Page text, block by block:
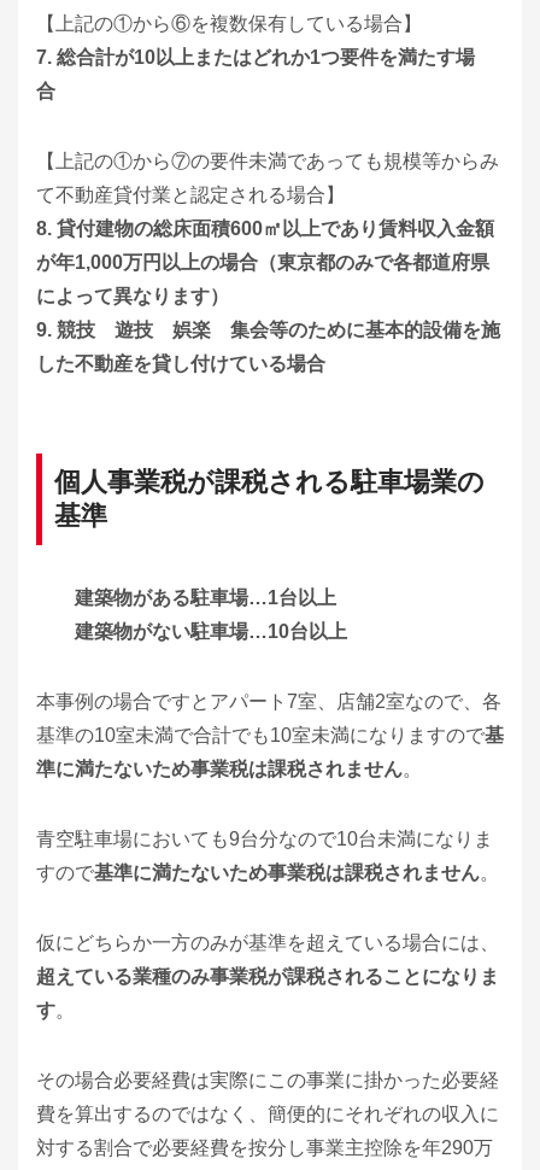
【上記の①から⑥を複数保有している場合】
7. 総合計が10以上またはどれか1つ要件を満たす場
合
【上記の①から⑦の要件未満であっても規模等からみ
て不動産貸付業と認定される場合】
8. 貸付建物の総床面積600㎡以上であり賃料収入金額
が年1,000万円以上の場合（東京都のみで各都道府県
によって異なります）
9. 競技 遊技 娯楽 集会等のために基本的設備を施
した不動産を貸し付けている場合
個人事業税が課税される駐車場業の
基準
建築物がある駐車場…1台以上
建築物がない駐車場…10台以上
本事例の場合ですとアパート7室、店舗2室なので、各
基準の10室未満で合計でも10室未満になりますので基
準に満たないため事業税は課税されません。
青空駐車場においても9台分なので10台未満になりま
すので基準に満たないため事業税は課税されません。
仮にどちらか一方のみが基準を超えている場合には、
超えている業種のみ事業税が課税されることになりま
す。
その場合必要経費は実際にこの事業に掛かった必要経
費を算出するのではなく、簡便的にそれぞれの収入に
対する割合で必要経費を按分し事業主控除を年290万